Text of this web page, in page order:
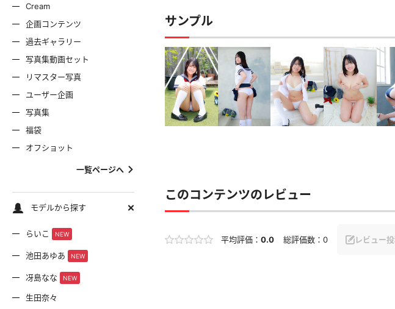
Cream
企画コンテンツ
過去ギャラリー
写真集動画セット
リマスター写真
ユーザー企画
写真集
福袋
オフショット
一覧ページへ
モデルから探す
らいこ NEW
池田あゆあ NEW
冴島なな NEW
生田奈々
サンプル
このコンテンツのレビュー
平均評価： 0.0 総評価数： 0 レビュー